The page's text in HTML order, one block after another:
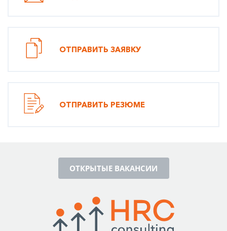
ОТПРАВИТЬ ЗАЯВКУ
ОТПРАВИТЬ РЕЗЮМЕ
ОТКРЫТЫЕ ВАКАНСИИ